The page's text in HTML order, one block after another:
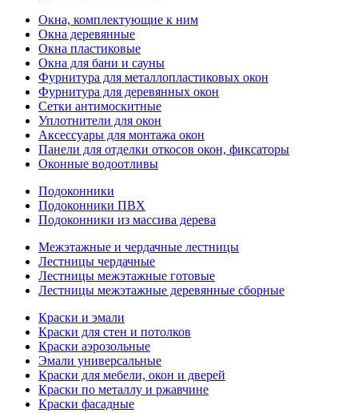
Окна, комплектующие к ним
Окна деревянные
Окна пластиковые
Окна для бани и сауны
Фурнитура для металлопластиковых окон
Фурнитура для деревянных окон
Сетки антимоскитные
Уплотнители для окон
Аксессуары для монтажа окон
Панели для отделки откосов окон, фиксаторы
Оконные водоотливы
Подоконники
Подоконники ПВХ
Подоконники из массива дерева
Межэтажные и чердачные лестницы
Лестницы чердачные
Лестницы межэтажные готовые
Лестницы межэтажные деревянные сборные
Краски и эмали
Краски для стен и потолков
Краски аэрозольные
Эмали универсальные
Краски для мебели, окон и дверей
Краски по металлу и ржавчине
Краски фасадные